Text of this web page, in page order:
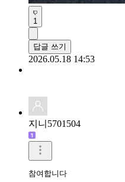
1
답글 쓰기
2026.05.18 14:53
지니5701504
참여합니다